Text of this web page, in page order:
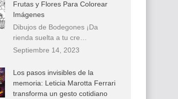
Frutas y Flores Para Colorear
Imágenes
Dibujos de Bodegones ¡Da
rienda suelta a tu cre…
Septiembre 14, 2023
Los pasos invisibles de la
memoria: Leticia Marotta Ferrari
transforma un gesto cotidiano